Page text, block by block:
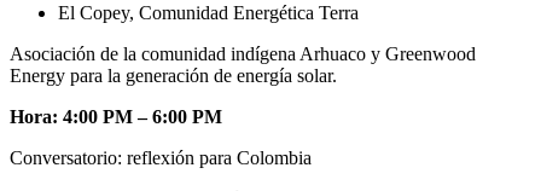
El Copey, Comunidad Energética Terra
Asociación de la comunidad indígena Arhuaco y Greenwood
Energy para la generación de energía solar.
Hora: 4:00 PM – 6:00 PM
Conversatorio: reflexión para Colombia